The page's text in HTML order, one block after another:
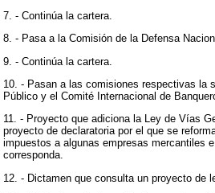
7. - Continúa la cartera.
8. - Pasa a la Comisión de la Defensa
9. - Continúa la cartera.
10. - Pasan a las comisiones respectivas la
Público y el Comité Internacional de
11. - Proyecto que adiciona la Ley de Vías
proyecto de declaratoria por el que se
impuestos a algunas empresas mercantiles
corresponda.
12. - Dictamen que consulta un proyecto de